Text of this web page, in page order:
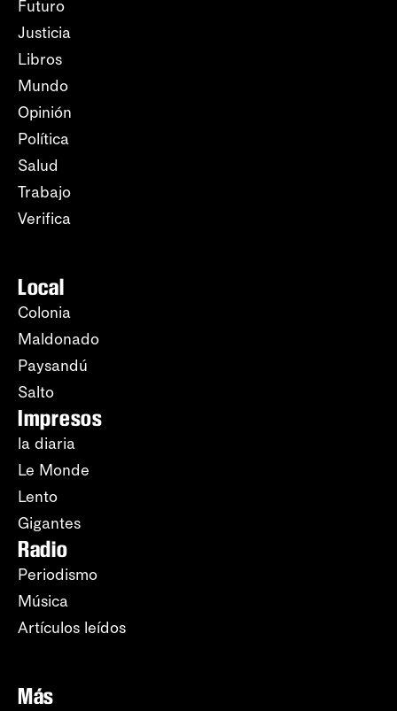
Futuro
Justicia
Libros
Mundo
Opinión
Política
Salud
Trabajo
Verifica
Local
Colonia
Maldonado
Paysandú
Salto
Impresos
la diaria
Le Monde
Lento
Gigantes
Radio
Periodismo
Música
Artículos leídos
Más